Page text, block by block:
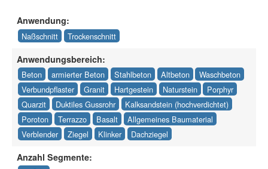
Anwendung:
Naßschnitt Trockenschnitt
Anwendungsbereich:
Beton armierter Beton Stahlbeton Altbeton
Waschbeton
Verbundpflaster
Granit Hartgestein Naturstein
Porphyr
Quarzit
Duktiles Gussrohr
Kalksandstein (hochverdichtet)
Poroton
Terrazzo Basalt
Allgemeines Baumaterial
Verblender
Ziegel Klinker Dachziegel
Anzahl Segmente: